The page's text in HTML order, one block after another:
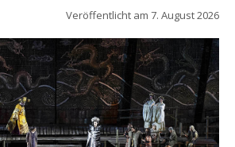
Veröffentlicht am 7. August 2026